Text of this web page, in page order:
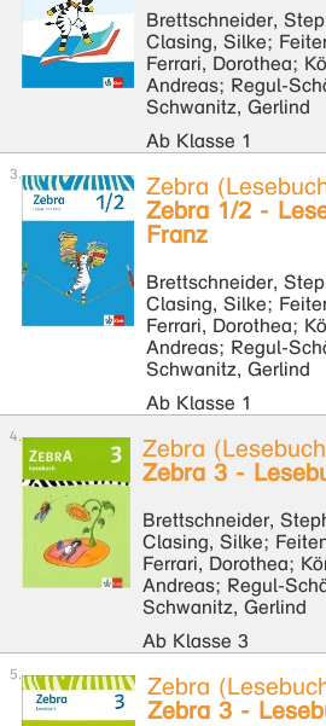
Brettschneider,
Clasing, Silke;
Ferrari, Dorothea;
Andreas; Regul-
Schwanitz, Gerlind
Ab Klasse 1
Zebra
Zebra 1/2 -
Franz
Brettschneider,
Clasing, Silke;
Ferrari, Dorothea;
Andreas; Regul-
Schwanitz, Gerlind
Ab Klasse 1
Zebra
Zebra 3 -
Brettschneider,
Clasing, Silke;
Ferrari, Dorothea;
Andreas; Regul-
Schwanitz, Gerlind
Ab Klasse 3
Zebra
Zebra 3 -